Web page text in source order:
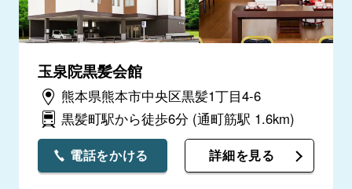
玉泉院黒髪会館
熊本県熊本市中央区黒髪1丁目4-6
黒髪町駅から徒歩6分 (通町筋駅 1.6km)
電話をかける 詳細を見る